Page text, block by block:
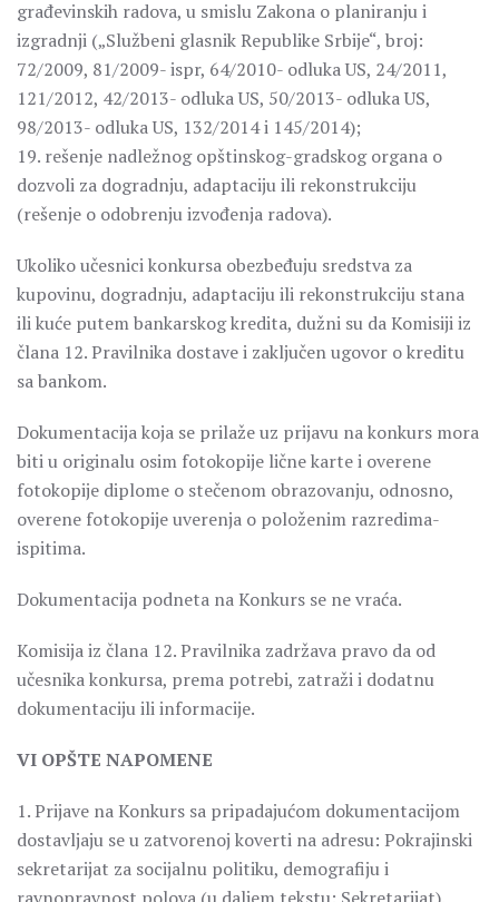
građevinskih radova, u smislu Zakona o planiranju i
izgradnji („Službeni glasnik Republike Srbije“, broj:
72/2009, 81/2009- ispr, 64/2010- odluka US, 24/2011,
121/2012, 42/2013- odluka US, 50/2013- odluka US,
98/2013- odluka US, 132/2014 i 145/2014);
19. rešenje nadležnog opštinskog-gradskog organa o
dozvoli za dogradnju, adaptaciju ili rekonstrukciju
(rešenje o odobrenju izvođenja radova).
Ukoliko učesnici konkursa obezbeđuju sredstva za
kupovinu, dogradnju, adaptaciju ili rekonstrukciju stana
ili kuće putem bankarskog kredita, dužni su da Komisiji iz
člana 12. Pravilnika dostave i zaključen ugovor o kreditu
sa bankom.
Dokumentacija koja se prilaže uz prijavu na konkurs mora
biti u originalu osim fotokopije lične karte i overene
fotokopije diplome o stečenom obrazovanju, odnosno,
overene fotokopije uverenja o položenim razredima-
ispitima.
Dokumentacija podneta na Konkurs se ne vraća.
Komisija iz člana 12. Pravilnika zadržava pravo da od
učesnika konkursa, prema potrebi, zatraži i dodatnu
dokumentaciju ili informacije.
VI OPŠTE NAPOMENE
1. Prijave na Konkurs sa pripadajućom dokumentacijom
dostavljaju se u zatvorenoj koverti na adresu: Pokrajinski
sekretarijat za socijalnu politiku, demografiju i